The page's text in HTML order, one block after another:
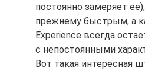
постоянно замеряет
прежнему быстрым, а
Experience всегда
с непостоянными
Вот такая интересная